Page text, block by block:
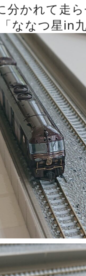
分かれて走
ななつ星in